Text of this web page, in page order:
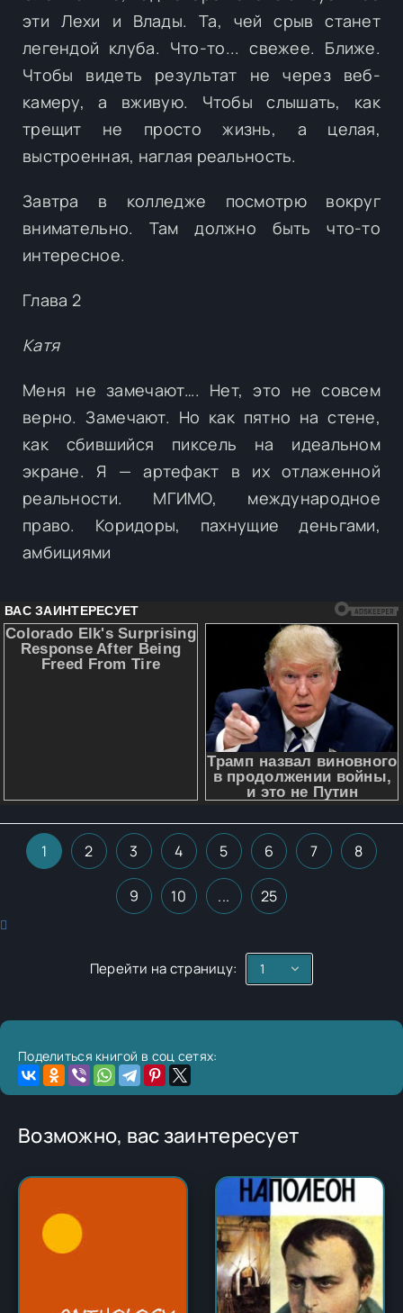
эти Лехи и Влады. Та, чей срыв станет
легендой клуба. Что-то... свежее. Ближе.
Чтобы видеть результат не через веб-
камеру, а вживую. Чтобы слышать, как
трещит не просто жизнь, а целая,
выстроенная, наглая реальность.
Завтра в колледже посмотрю вокруг
внимательно. Там должно быть что-то
интересное.
Глава 2
Катя
Меня не замечают…. Нет, это не совсем
верно. Замечают. Но как пятно на стене,
как сбившийся пиксель на идеальном
экране. Я — артефакт в их отлаженной
реальности. МГИМО, международное
право. Коридоры, пахнущие деньгами,
амбициями
1 2 3 4 5 6 7 8
9 10 ... 25
Перейти на страницу:
Поделиться книгой в соц сетях:
Возможно, вас заинтересует